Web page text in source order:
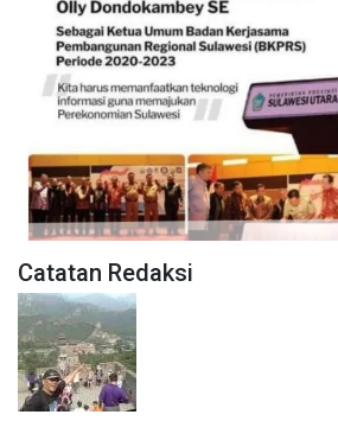
Catatan Redaksi